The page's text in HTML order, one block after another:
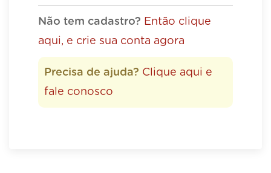
Não tem cadastro? Então clique
aqui, e crie sua conta agora
Precisa de ajuda? Clique aqui e
fale conosco